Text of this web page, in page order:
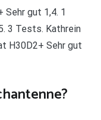
gut 1,4. 1
3 Tests. Kathrein
H30D2+ Sehr gut